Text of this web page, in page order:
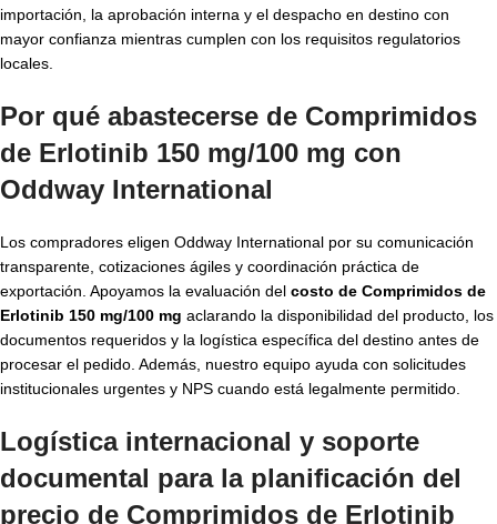
importación, la aprobación interna y el despacho en destino con
mayor confianza mientras cumplen con los requisitos regulatorios
locales.
Por qué abastecerse de Comprimidos
de Erlotinib 150 mg/100 mg con
Oddway International
Los compradores eligen Oddway International por su comunicación
transparente, cotizaciones ágiles y coordinación práctica de
exportación. Apoyamos la evaluación del costo de Comprimidos de
Erlotinib 150 mg/100 mg aclarando la disponibilidad del producto, los
documentos requeridos y la logística específica del destino antes de
procesar el pedido. Además, nuestro equipo ayuda con solicitudes
institucionales urgentes y NPS cuando está legalmente permitido.
Logística internacional y soporte
documental para la planificación del
precio de Comprimidos de Erlotinib